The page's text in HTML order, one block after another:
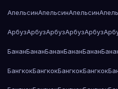
АпельсинАпельсинАпельсин
АрбузАрбузАрбузАрбузАрбуз
БананБананБананБананБанан
БангкокБангкокБангкокБангкок